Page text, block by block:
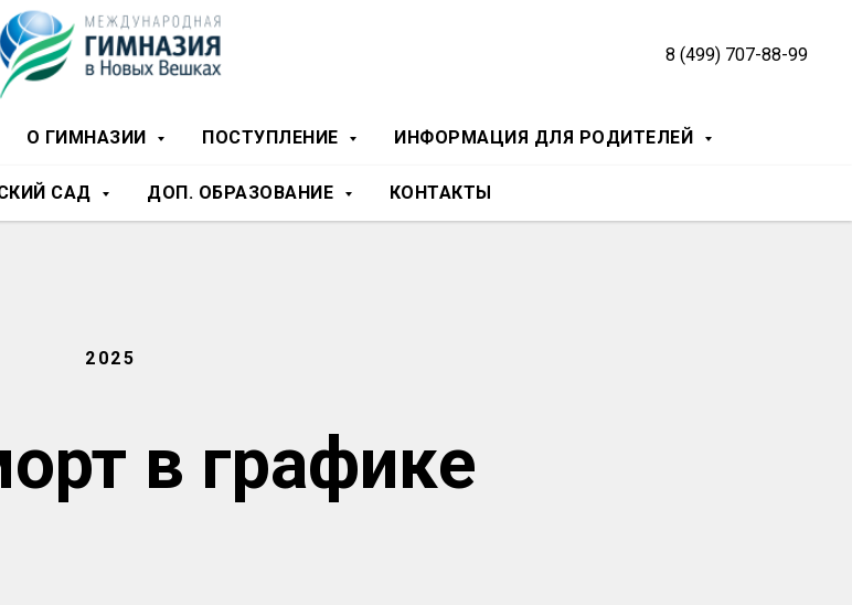
8 (499) 707-88-99
О ГИМНАЗИИ ПОСТУПЛЕНИЕ ИНФОРМАЦИЯ ДЛЯ РОДИТЕЛЕЙ
САД ДОП. ОБРАЗОВАНИЕ КОНТАКТЫ
2025
в графике